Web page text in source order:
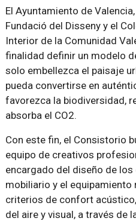
El Ayuntamiento de
Fundació del Disseny y el
Interior de la Comunidad
finalidad definir un modelo
solo embellezca el paisaje
pueda convertirse en
favorezca la biodiversidad,
absorba el CO2.
Con este fin, el Consistorio
equipo de creativos
encargado del diseño de
mobiliario y el equipamiento
criterios de confort
del aire y visual, a través de